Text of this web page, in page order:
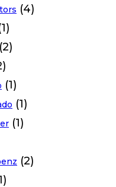
(4)
(2)
(1)
(1)
(1)
(2)